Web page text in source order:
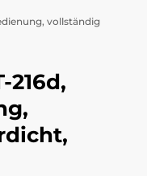
vollständig
216d,